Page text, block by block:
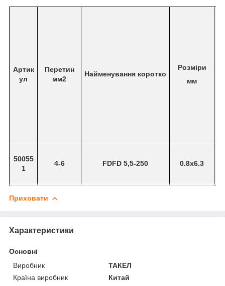
Артик
ул
Перетин
мм2
Найменування коротко
Розміри
мм
50055
1
4-6 FDFD 5,5-250 0.8x6.3
Приховати
Характеристики
Основні
Виробник
ТАКЕЛ
Країна виробник
Китай